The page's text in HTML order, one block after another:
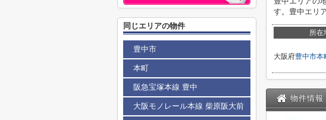
す。豊中エリ
所在
大阪府豊中市本
物件情報
同じエリアの物件
豊中市
本町
阪急宝塚本線 豊中
大阪モノレール本線 柴原阪大前